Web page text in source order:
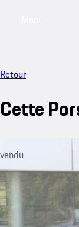
Retour
Cette
vendu